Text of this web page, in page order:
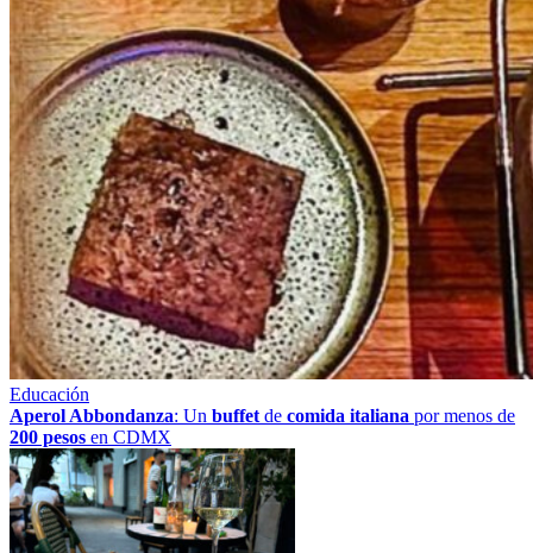
Educación
Aperol Abbondanza: Un buffet de comida italiana por menos de
200 pesos en CDMX